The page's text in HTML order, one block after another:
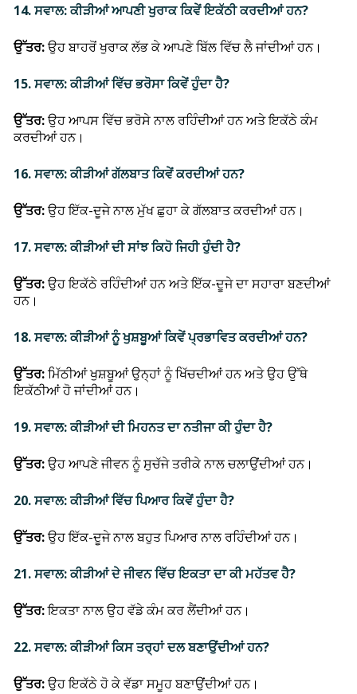
14. ਸਵਾਲ: ਕੀੜੀਆਂ ਆਪਣੀ ਖੁਰਾਕ ਕਿਵੇਂ ਇਕੱਠੀ ਕਰਦੀਆਂ ਹਨ?
ਉੱਤਰ:ਉਹ ਬਾਹਰੋਂ ਖੁਰਾਕ ਲੱਭ ਕੇ ਆਪਣੇ ਬਿੱਲ ਵਿੱਚ ਲੈ ਜਾਂਦੀਆਂ ਹਨ।
15. ਸਵਾਲ: ਕੀੜੀਆਂ ਵਿੱਚ ਭਰੋਸਾ ਕਿਵੇਂ ਹੁੰਦਾ ਹੈ?
ਉੱਤਰ:ਉਹ ਆਪਸ ਵਿੱਚ ਭਰੋਸੇ ਨਾਲ ਰਹਿੰਦੀਆਂ ਹਨ ਅਤੇ ਇਕੱਠੇ ਕੰਮ
ਕਰਦੀਆਂ ਹਨ।
16. ਸਵਾਲ: ਕੀੜੀਆਂ ਗੱਲਬਾਤ ਕਿਵੇਂ ਕਰਦੀਆਂ ਹਨ?
ਉੱਤਰ:ਉਹ ਇੱਕ-ਦੂਜੇ ਨਾਲ ਮੁੱਖ ਛੁਹਾ ਕੇ ਗੱਲਬਾਤ ਕਰਦੀਆਂ ਹਨ।
17. ਸਵਾਲ: ਕੀੜੀਆਂ ਦੀ ਸਾਂਝ ਕਿਹੋ ਜਿਹੀ ਹੁੰਦੀ ਹੈ?
ਉੱਤਰ:ਉਹ ਇਕੱਠੇ ਰਹਿੰਦੀਆਂ ਹਨ ਅਤੇ ਇੱਕ-ਦੂਜੇ ਦਾ ਸਹਾਰਾ ਬਣਦੀਆਂ
ਹਨ।
18. ਸਵਾਲ: ਕੀੜੀਆਂ ਨੂੰ ਖੁਸ਼ਬੂਆਂ ਕਿਵੇਂ ਪ੍ਰਭਾਵਿਤ ਕਰਦੀਆਂ ਹਨ?
ਉੱਤਰ:ਮਿੱਠੀਆਂ ਖੁਸ਼ਬੂਆਂ ਉਨ੍ਹਾਂ ਨੂੰ ਖਿੱਚਦੀਆਂ ਹਨ ਅਤੇ ਉਹ ਉੱਥੇ
ਇਕੱਠੀਆਂ ਹੋ ਜਾਂਦੀਆਂ ਹਨ।
19. ਸਵਾਲ: ਕੀੜੀਆਂ ਦੀ ਮਿਹਨਤ ਦਾ ਨਤੀਜਾ ਕੀ ਹੁੰਦਾ ਹੈ?
ਉੱਤਰ:ਉਹ ਆਪਣੇ ਜੀਵਨ ਨੂੰ ਸੁਚੱਜੇ ਤਰੀਕੇ ਨਾਲ ਚਲਾਉਂਦੀਆਂ ਹਨ।
20. ਸਵਾਲ: ਕੀੜੀਆਂ ਵਿੱਚ ਪਿਆਰ ਕਿਵੇਂ ਹੁੰਦਾ ਹੈ?
ਉੱਤਰ:ਉਹ ਇੱਕ-ਦੂਜੇ ਨਾਲ ਬਹੁਤ ਪਿਆਰ ਨਾਲ ਰਹਿੰਦੀਆਂ ਹਨ।
21. ਸਵਾਲ: ਕੀੜੀਆਂ ਦੇ ਜੀਵਨ ਵਿੱਚ ਇਕਤਾ ਦਾ ਕੀ ਮਹੱਤਵ ਹੈ?
ਉੱਤਰ:ਇਕਤਾ ਨਾਲ ਉਹ ਵੱਡੇ ਕੰਮ ਕਰ ਲੈਂਦੀਆਂ ਹਨ।
22. ਸਵਾਲ: ਕੀੜੀਆਂ ਕਿਸ ਤਰ੍ਹਾਂ ਦਲ ਬਣਾਉਂਦੀਆਂ ਹਨ?
ਉੱਤਰ:ਉਹ ਇਕੱਠੇ ਹੋ ਕੇ ਵੱਡਾ ਸਮੂਹ ਬਣਾਉਂਦੀਆਂ ਹਨ।